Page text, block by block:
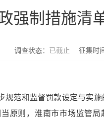
强制措施清
调查状态： 已截止 征集时
规范和监督罚款设定与实
原则，淮南市市场监管